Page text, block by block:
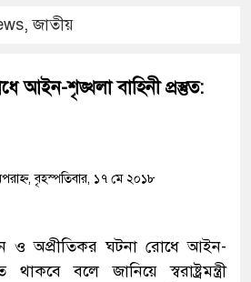
,জাতীয়
আইন-শৃঙ্খলা বাহিনী প্রস্তুত:
বৃহস্পতিবার, ১৭ মে ২০১৮
ও অপ্রীতিকর ঘটনা রোধে আইন-
থাকবে বলে জানিয়ে স্বরাষ্ট্রমন্ত্রী